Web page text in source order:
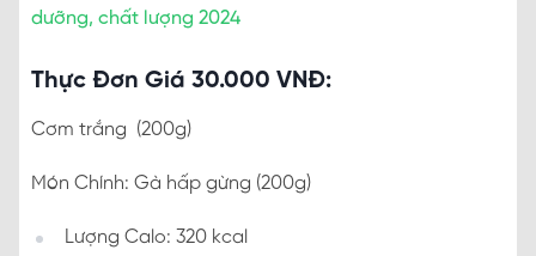
dưỡng, chất lượng 2024
Thực Đơn Giá 30.000 VNĐ:
Cơm trắng (200g)
Món Chính: Gà hấp gừng (200g)
Lượng Calo: 320 kcal